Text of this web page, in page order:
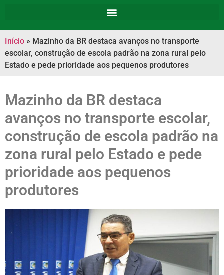
Início » Mazinho da BR destaca avanços no transporte
escolar, construção de escola padrão na zona rural pelo
Estado e pede prioridade aos pequenos produtores
Mazinho da BR destaca
avanços no transporte escolar,
construção de escola padrão na
zona rural pelo Estado e pede
prioridade aos pequenos
produtores